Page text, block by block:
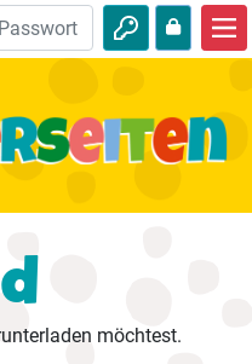
möchtest.